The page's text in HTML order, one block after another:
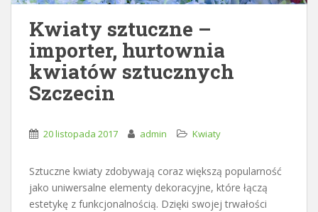
Kwiaty sztuczne –
importer, hurtownia
kwiatów sztucznych
Szczecin
20 listopada 2017 admin Kwiaty
Sztuczne kwiaty zdobywają coraz większą popularność
jako uniwersalne elementy dekoracyjne, które łączą
estetykę z funkcjonalnością. Dzięki swojej trwałości